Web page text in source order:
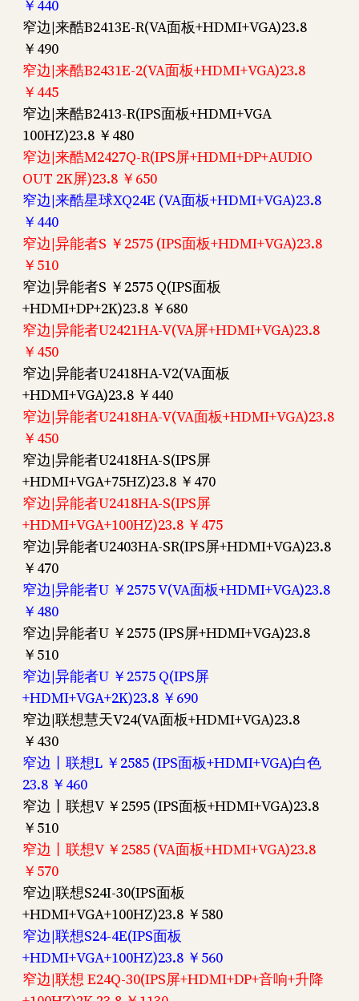
￥440
窄边|来酷B2413E-R(VA面板+HDMI+VGA)23.8
￥490
窄边|来酷B2431E-2(VA面板+HDMI+VGA)23.8
￥445
窄边|来酷B2413-R(IPS面板+HDMI+VGA
100HZ)23.8 ￥480
窄边|来酷M2427Q-R(IPS屏+HDMI+DP+AUDIO
OUT 2K屏)23.8 ￥650
窄边|来酷星球XQ24E (VA面板+HDMI+VGA)23.8
￥440
窄边|异能者S ￥2575 (IPS面板+HDMI+VGA)23.8
￥510
窄边|异能者S ￥2575 Q(IPS面板
+HDMI+DP+2K)23.8 ￥680
窄边|异能者U2421HA-V(VA屏+HDMI+VGA)23.8
￥450
窄边|异能者U2418HA-V2(VA面板
+HDMI+VGA)23.8 ￥440
窄边|异能者U2418HA-V(VA面板+HDMI+VGA)23.8
￥450
窄边|异能者U2418HA-S(IPS屏
+HDMI+VGA+75HZ)23.8 ￥470
窄边|异能者U2418HA-S(IPS屏
+HDMI+VGA+100HZ)23.8 ￥475
窄边|异能者U2403HA-SR(IPS屏+HDMI+VGA)23.8
￥470
窄边|异能者U ￥2575 V(VA面板+HDMI+VGA)23.8
￥480
窄边|异能者U ￥2575 (IPS屏+HDMI+VGA)23.8
￥510
窄边|异能者U ￥2575 Q(IPS屏
+HDMI+VGA+2K)23.8 ￥690
窄边|联想慧天V24(VA面板+HDMI+VGA)23.8
￥430
窄边丨联想L ￥2585 (IPS面板+HDMI+VGA)白色
23.8 ￥460
窄边丨联想V ￥2595 (IPS面板+HDMI+VGA)23.8
￥510
窄边丨联想V ￥2585 (VA面板+HDMI+VGA)23.8
￥570
窄边|联想S24I-30(IPS面板
+HDMI+VGA+100HZ)23.8 ￥580
窄边|联想S24-4E(IPS面板
+HDMI+VGA+100HZ)23.8 ￥560
窄边|联想 E24Q-30(IPS屏+HDMI+DP+音响+升降